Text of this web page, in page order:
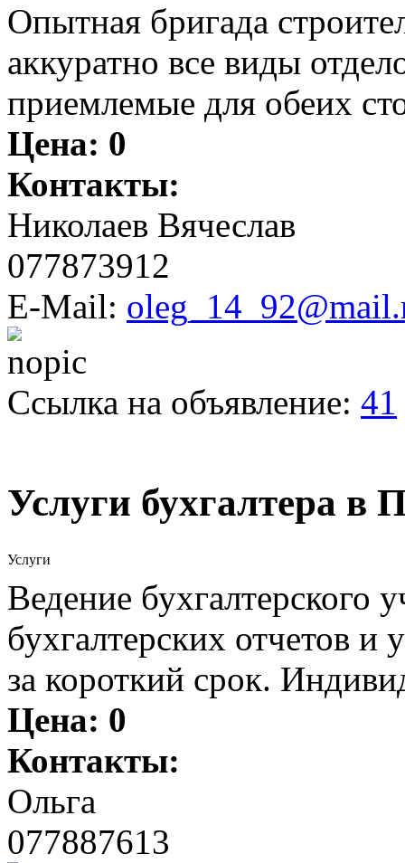
Опытная бригада
аккуратно все виды
приемлемые для обеих
Цена: 0
Контакты:
Николаев Вячеслав
077873912
E-Mail:
Ссылка на объявление: 41
Услуги бухгалтера в
Услуги
Ведение бухгалтерского
бухгалтерских отчетов и
за короткий срок.
Цена: 0
Контакты:
Ольга
077887613